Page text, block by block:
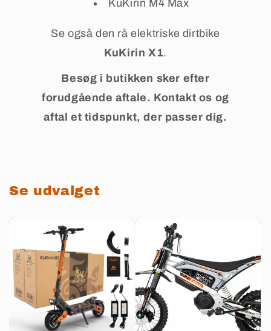
KuKirin M4 Max
Se også den rå elektriske dirtbike
KuKirin X1.
Besøg i butikken sker efter
forudgående aftale. Kontakt os og
aftal et tidspunkt, der passer dig.
Se udvalget